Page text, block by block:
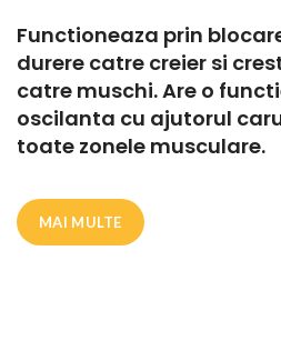
Functioneaza prin
durere catre creier si
catre muschi. Are o
oscilanta cu ajutorul
toate zonele musculare.
MAI MULTE